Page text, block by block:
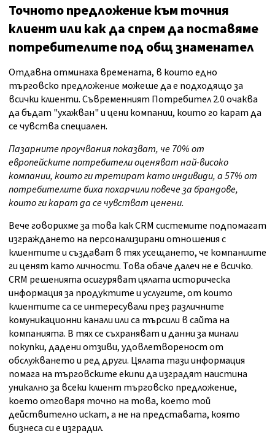
Точното предложение към точния
клиент или как да спрем да поставяме
потребителите под общ знаменател
Отдавна отминаха времената, в които едно
търговско предложение можеше да е подходящо за
всички клиенти. Съвременният Потребител 2.0 очаква
да бъдат "ухажван" и цени компании, които го карат да
се чувства специален.
Пазарните проучвания показват, че 70% от
европейските потребители оценяват най-високо
компании, които ги третират като индивиди, а 57% от
потребителите биха похарчили повече за брандове,
които ги карат да се чувстват ценени.
Вече говорихме за това как CRM системите подпомагат
изграждането на персонализирани отношения с
клиентите и създават в тях усещането, че компаниите
ги ценят като личности. Това обаче далеч не е всичко.
CRM решенията осигуряват цялата историческа
информация за продуктите и услугите, от които
клиентите са се интересували през различните
комуникационни канали или са търсили в сайта на
компанията. В тях се съхраняват и данни за минали
покупки, дадени отзиви, удовлетвореност от
обслужването и ред други. Цялата тази информация
помага на търговските екипи да изградят наистина
уникално за всеки клиент търговско предложение,
което отговаря точно на това, което той
действително искат, а не на представата, която
бизнеса си е изградил.